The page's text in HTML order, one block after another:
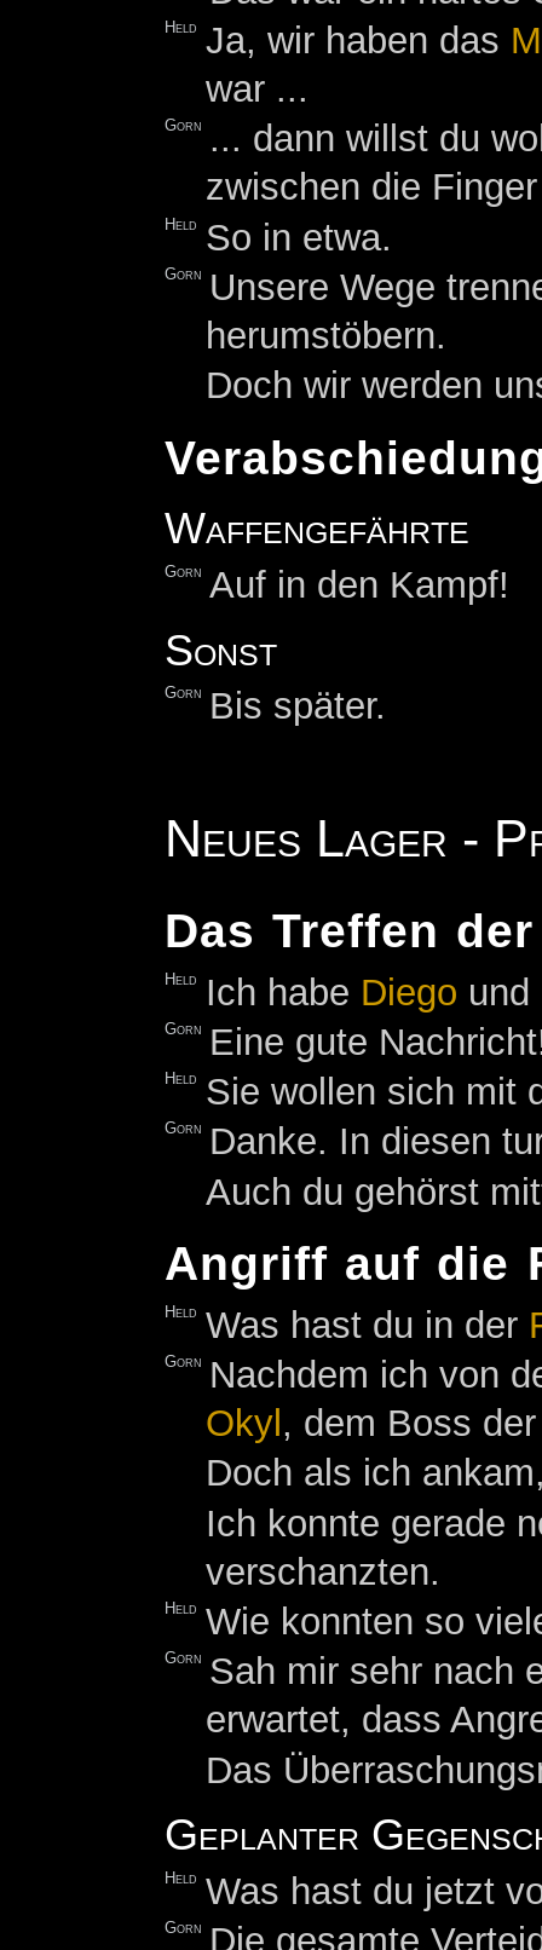
Held Ja, wir haben das
war ...
Gorn
... dann willst du
zwischen die
Held So in etwa.
Gorn
Unsere Wege
herumstöbern.
Doch wir werden
Waffengefährte
Gorn Auf in den Kampf!
Sonst
Gorn Bis später.
Neues Lager -
Das Treffen
Held Ich habe Diego und
Gorn Eine gute
Held Sie wollen sich mit
Gorn
Danke. In diesen
Auch du gehörst
Angriff auf die
Held Was hast du in der
Gorn
Nachdem ich von
Okyl , dem Boss
Doch als ich
Ich konnte gerade
verschanzten.
Held Wie konnten so
Gorn Sah mir sehr nach
erwartet, dass
Das
Geplanter
Held Was hast du jetzt
Gorn
Die gesamte